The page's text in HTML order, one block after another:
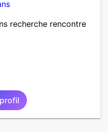
recherche rencontre